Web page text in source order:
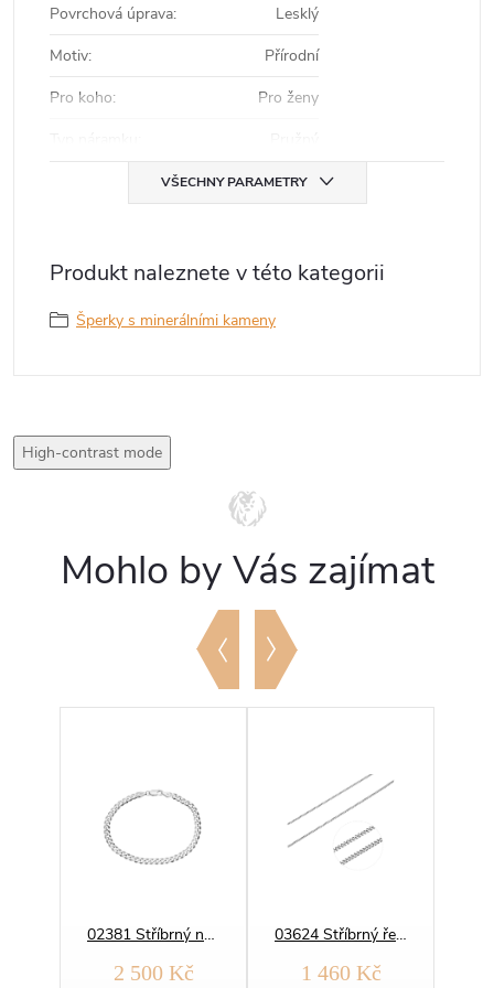
Povrchová úprava:
Lesklý
Motiv:
Přírodní
Pro koho:
Pro ženy
VŠECHNY PARAMETRY
Produkt naleznete v této kategorii
Šperky s minerálními kameny
High-contrast mode
Mohlo by Vás zajímat
02381 Stříbrný náramek PANCER 100
2 500 Kč
03624 Stříbrný řetízek PANCER 050
1 460 Kč